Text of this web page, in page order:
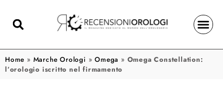
Home » Marche Orologi »Omega » Omega Constellation:
l’orologio iscritto nel firmamento